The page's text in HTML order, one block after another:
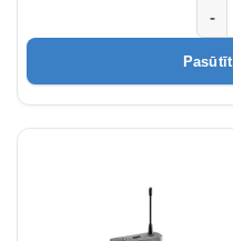
-
Pasūtīt